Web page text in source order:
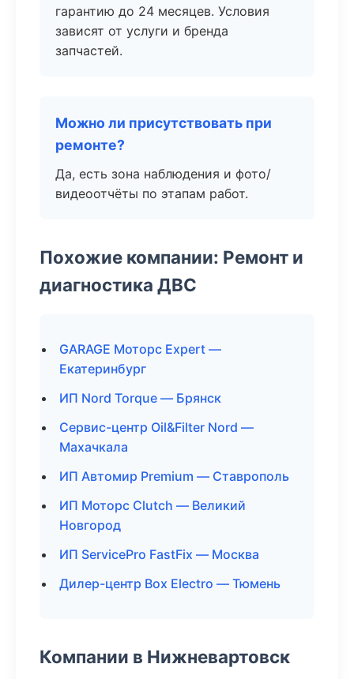
гарантию до 24 месяцев. Условия
зависят от услуги и бренда
запчастей.
Можно ли присутствовать при
ремонте?
Да, есть зона наблюдения и фото/
видеоотчёты по этапам работ.
Похожие компании: Ремонт и
диагностика ДВС
GARAGE Моторс Expert —
Екатеринбург
ИП Nord Torque — Брянск
Сервис-центр Oil&Filter Nord —
Махачкала
ИП Автомир Premium — Ставрополь
ИП Моторс Clutch — Великий
Новгород
ИП ServicePro FastFix — Москва
Дилер-центр Box Electro — Тюмень
Компании в Нижневартовск